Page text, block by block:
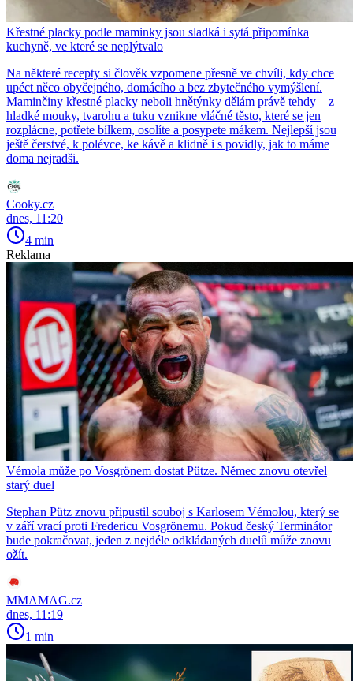
Křestné placky podle maminky jsou sladká i sytá připomínka
kuchyně, ve které se neplýtvalo
Na některé recepty si člověk vzpomene přesně ve chvíli, kdy chce
upéct něco obyčejného, domácího a bez zbytečného vymýšlení.
Maminčiny křestné placky neboli hnětýnky dělám právě tehdy – z
hladké mouky, tvarohu a tuku vznikne vláčné těsto, které se jen
rozplácne, potřete bílkem, osolíte a posypete mákem. Nejlepší jsou
ještě čerstvé, k polévce, ke kávě a klidně i s povidly, jak to máme
doma nejradši.
Cooky.cz
dnes, 11:20
4 min
Reklama
Vémola může po Vosgrönem dostat Pütze. Němec znovu otevřel
starý duel
Stephan Pütz znovu připustil souboj s Karlosem Vémolou, který se
v září vrací proti Fredericu Vosgrönemu. Pokud český Terminátor
bude pokračovat, jeden z nejdéle odkládaných duelů může znovu
ožít.
MMAMAG.cz
dnes, 11:19
1 min